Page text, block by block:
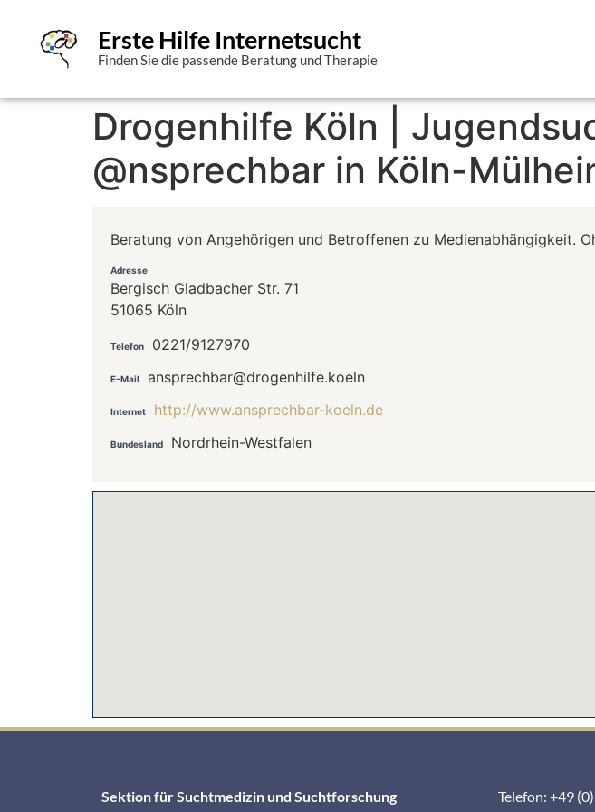
Erste Hilfe Internetsucht
Finden Sie die passende Beratung und Therapie
Drogenhilfe Köln |
@nsprechbar in Köln-
Beratung von Angehörigen und Betroffenen zu Medienabhängigkeit.
Adresse
Bergisch Gladbacher Str. 71
51065 Köln
Telefon 0221/9127970
E-Mail ansprechbar@drogenhilfe.koeln
Internet http://www.ansprechbar-koeln.de
Bundesland Nordrhein-Westfalen
Sektion für Suchtmedizin und Suchtforschung
Telefon: +49